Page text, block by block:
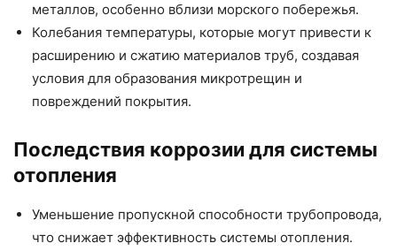
металлов, особенно вблизи морского побережья.
Колебания температуры, которые могут привести к
расширению и сжатию материалов труб, создавая
условия для образования микротрещин и
повреждений покрытия.
Последствия коррозии для системы
отопления
Уменьшение пропускной способности трубопровода,
что снижает эффективность системы отопления.